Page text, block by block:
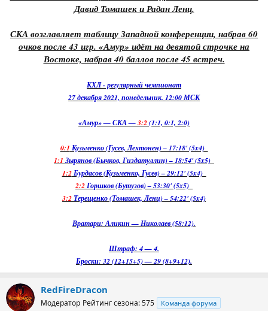
Давид Томашек и Радан Ленц.
СКА возглавляет таблицу Западной конференции, набрав 60
очков после 43 игр. «Амур» идёт на девятой строчке на
Востоке, набрав 40 баллов после 45 встреч.
КХЛ - регулярный чемпионат
27 декабря 2021, понедельник. 12:00 МСК
«Амур» — СКА —3:2(1:1, 0:1, 2:0)
0:1 Кузьменко (Гусев, Лехтонен) – 17:18' (5x4)
1:1 Зырянов (Бычков, Гиздатуллин) – 18:54' (5x5)
1:2Бурдасов (Кузьменко, Гусев) – 29:12' (5x4)
2:2Горшков (Бутузов) – 53:30' (5x5)
3:2 Терещенко (Томашек, Ленц) – 54:22' (5x4)
Вратари: Аликин — Николаев (58:12).
Штраф: 4 — 4.
Броски: 32 (12+15+5) — 29 (8+9+12).
RedFireDracon
Модератор Рейтинг сезона: 575 Команда форума